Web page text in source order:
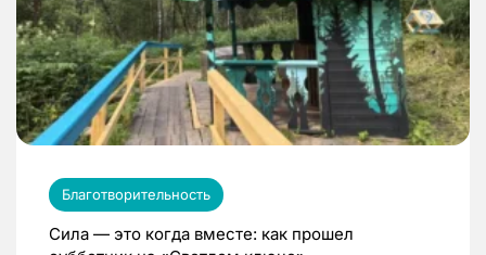
Благотворительность
Сила — это когда вместе: как прошел